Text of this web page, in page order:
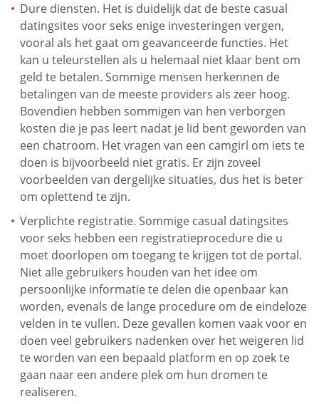
Dure diensten. Het is duidelijk dat de beste casual
datingsites voor seks enige investeringen vergen,
vooral als het gaat om geavanceerde functies. Het
kan u teleurstellen als u helemaal niet klaar bent om
geld te betalen. Sommige mensen herkennen de
betalingen van de meeste providers als zeer hoog.
Bovendien hebben sommigen van hen verborgen
kosten die je pas leert nadat je lid bent geworden van
een chatroom. Het vragen van een camgirl om iets te
doen is bijvoorbeeld niet gratis. Er zijn zoveel
voorbeelden van dergelijke situaties, dus het is beter
om oplettend te zijn.
Verplichte registratie. Sommige casual datingsites
voor seks hebben een registratieprocedure die u
moet doorlopen om toegang te krijgen tot de portal.
Niet alle gebruikers houden van het idee om
persoonlijke informatie te delen die openbaar kan
worden, evenals de lange procedure om de eindeloze
velden in te vullen. Deze gevallen komen vaak voor en
doen veel gebruikers nadenken over het weigeren lid
te worden van een bepaald platform en op zoek te
gaan naar een andere plek om hun dromen te
realiseren.